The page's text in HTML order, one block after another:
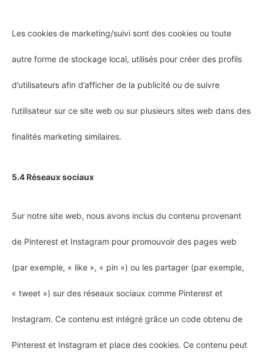
Les cookies de marketing/suivi sont des cookies ou toute
autre forme de stockage local, utilisés pour créer des profils
d’utilisateurs afin d’afficher de la publicité ou de suivre
l’utilisateur sur ce site web ou sur plusieurs sites web dans des
finalités marketing similaires.
5.4 Réseaux sociaux
Sur notre site web, nous avons inclus du contenu provenant
de Pinterest et Instagram pour promouvoir des pages web
(par exemple, « like », « pin ») ou les partager (par exemple,
« tweet ») sur des réseaux sociaux comme Pinterest et
Instagram. Ce contenu est intégré grâce un code obtenu de
Pinterest et Instagram et place des cookies. Ce contenu peut